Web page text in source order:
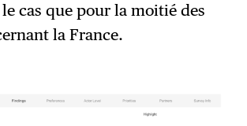
le cas que pour la moitié des
la France.